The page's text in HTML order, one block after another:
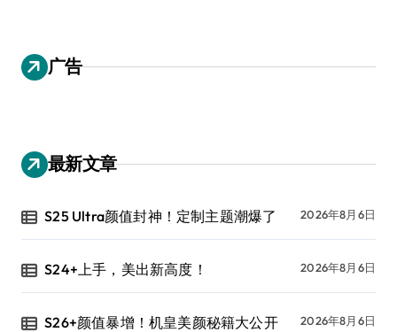
广告
最新文章
S25 Ultra颜值封神！定制主题潮爆了 2026年8月6日
S24+上手，美出新高度！ 2026年8月6日
S26+颜值暴增！机皇美颜秘籍大公开 2026年8月6日